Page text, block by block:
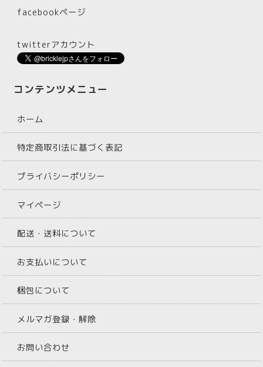
facebookページ
twitterアカウント
コンテンツメニュー
ホーム
特定商取引法に基づく表記
プライバシーポリシー
マイページ
配送・送料について
お支払いについて
梱包について
メルマガ登録・解除
お問い合わせ